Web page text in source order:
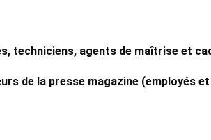
techniciens, agents de maîtrise et
de la presse magazine (employés